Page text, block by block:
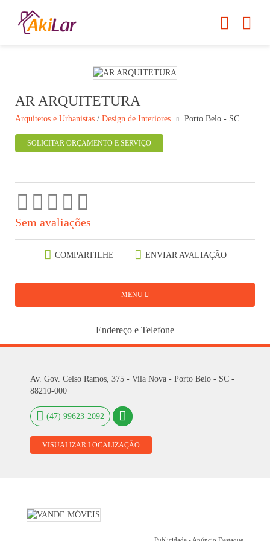
AR ARQUITETURA
Arquitetos e Urbanistas / Design de Interiores Porto Belo - SC
SOLICITAR ORÇAMENTO E SERVIÇO
Sem avaliações
COMPARTILHE ENVIAR AVALIAÇÃO
MENU
Endereço e Telefone
Av. Gov. Celso Ramos, 375 - Vila Nova - Porto Belo - SC -
88210-000
(47) 99623-2092
VISUALIZAR LOCALIZAÇÃO